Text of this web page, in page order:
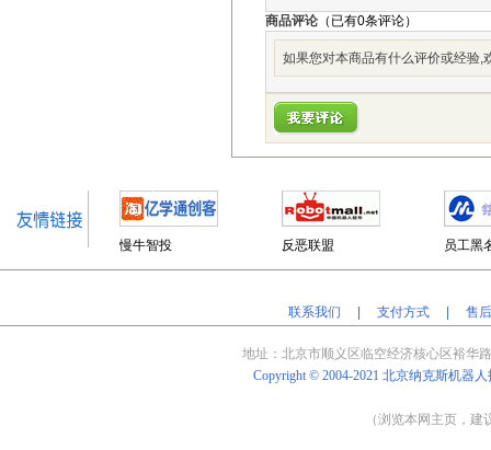
商品评论 （已有0条评论）
如果您对本商品有什么评价或经验,
慢牛智投 反恶联盟 员工黑
联系我们 |支付方式 |售
地址：北京市顺义区临空经济核心区裕华
Copyright © 2004-2021北京纳克斯机器
（浏览本网主页，